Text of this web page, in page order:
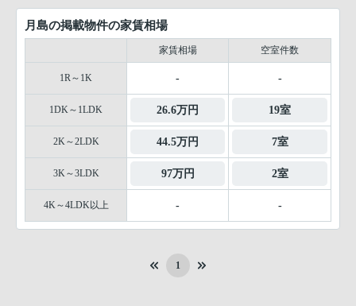
月島の掲載物件の家賃相場
家賃相場 空室件数
1R～1K - -
1DK～1LDK 26.6万円 19室
2K～2LDK 44.5万円 7室
3K～3LDK 97万円 2室
4K～4LDK以上 - -
1